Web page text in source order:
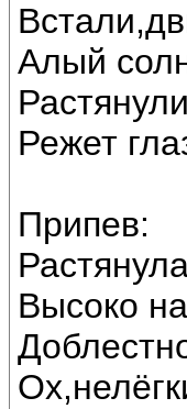
Алый
Режет
Припев:
Высоко